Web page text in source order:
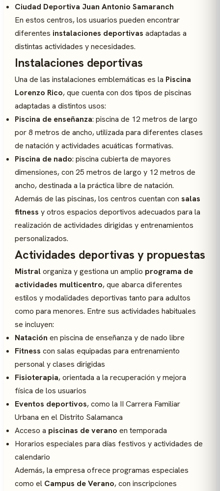
Ciudad Deportiva Juan Antonio Samaranch
En estos centros, los usuarios pueden encontrar
diferentes instalaciones deportivas adaptadas a
distintas actividades y necesidades.
Instalaciones deportivas
Una de las instalaciones emblemáticas es la Piscina
Lorenzo Rico, que cuenta con dos tipos de piscinas
adaptadas a distintos usos:
Piscina de enseñanza: piscina de 12 metros de largo
por 8 metros de ancho, utilizada para diferentes clases
de natación y actividades acuáticas formativas.
Piscina de nado: piscina cubierta de mayores
dimensiones, con 25 metros de largo y 12 metros de
ancho, destinada a la práctica libre de natación.
Además de las piscinas, los centros cuentan con salas
fitness y otros espacios deportivos adecuados para la
realización de actividades dirigidas y entrenamientos
personalizados.
Actividades deportivas y propuestas
Mistralorganiza y gestiona un amplio programa de
actividades multicentro, que abarca diferentes
estilos y modalidades deportivas tanto para adultos
como para menores. Entre sus actividades habituales
se incluyen:
Natación en piscina de enseñanza y de nado libre
Fitness con salas equipadas para entrenamiento
personal y clases dirigidas
Fisioterapia, orientada a la recuperación y mejora
física de los usuarios
Eventos deportivos, como la II Carrera Familiar
Urbana en el Distrito Salamanca
Acceso a piscinas de verano en temporada
Horarios especiales para días festivos y actividades de
calendario
Además, la empresa ofrece programas especiales
como el Campus de Verano, con inscripciones